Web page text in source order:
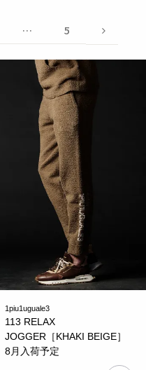
… 5
1piu1uguale3
113 RELAX
JOGGER［KHAKI BEIGE］
8月入荷予定